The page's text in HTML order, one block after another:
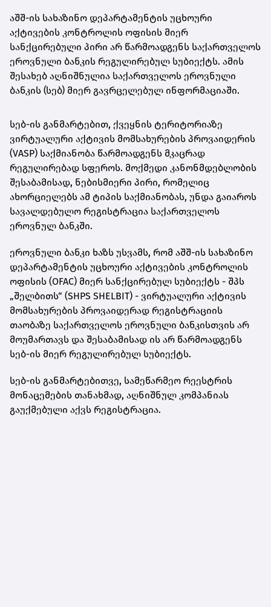
აშშ-ის სახაზინო დეპარტამენტის უცხოური
აქტივების კონტროლის ოფისის მიერ
სანქცირებული პირი არ წარმოადგენს საქართველოს
ეროვნული ბანკის რეგულირებულ სუბიექტს. ამის
შესახებ აღნიშნულია საქართველოს ეროვნული
ბანკის (სებ) მიერ გავრცელებულ ინფორმაციაში.
სებ-ის განმარტებით, ქვეყნის ტერიტორიაზე
ვირტუალური აქტივის მომსახურების პროვაიდერის
(VASP) საქმიანობა წარმოადგენს მკაცრად
რეგულირებად სფეროს. მოქმედი კანონმდებლობის
შესაბამისად, ნებისმიერი პირი, რომელიც
ახორციელებს ამ ტიპის საქმიანობას, უნდა გაიაროს
სავალდებულო რეგისტრაცია საქართველოს
ეროვნულ ბანკში.
ეროვნული ბანკი ხაზს უსვამს, რომ აშშ-ის სახაზინო
დეპარტამენტის უცხოური აქტივების კონტროლის
ოფისის (OFAC) მიერ სანქცირებულ სუბიექტს - შპს
„შელბითს“ (SHPS SHELBIT) - ვირტუალური აქტივის
მომსახურების პროვაიდერად რეგისტრაციის
თაობაზე საქართველოს ეროვნული ბანკისთვის არ
მოუმართავს და შესაბამისად ის არ წარმოადგენს
სებ-ის მიერ რეგულირებულ სუბიექტს.
სებ-ის განმარტებითვე, სამეწარმეო რეესტრის
მონაცემების თანახმად, აღნიშნულ კომპანიას
გაუქმებული აქვს რეგისტრაცია.